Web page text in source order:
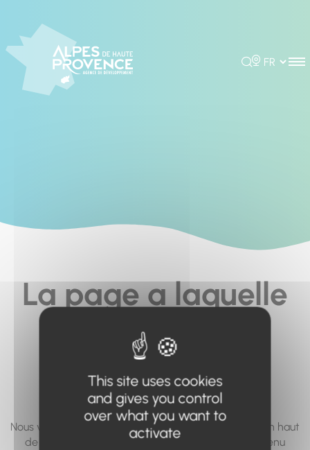
Rechercher
Choisir la
La page a laquelle
vous cherchez à
accéder n'existe
pas... ou plus.
Nous vous invitons à utiliser le moteur de recherche en haut
de page, ou à utiliser le menu pour trouver le contenu
This site uses cookies
and gives you control
over what you want to
activate